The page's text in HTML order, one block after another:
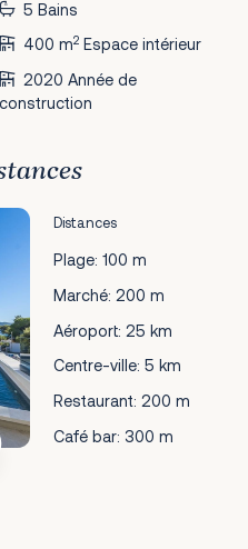
5 Bains
400 m2Espace intérieur
2020 Année de
construction
Distances
Plage: 100 m
Marché: 200 m
Aéroport: 25 km
Centre-ville: 5 km
Restaurant: 200 m
Café bar: 300 m